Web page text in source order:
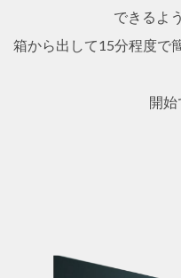
できるよ
箱から出して15分程度で
開始